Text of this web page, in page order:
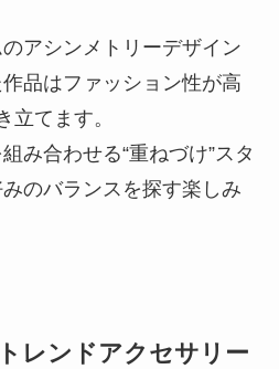
アシンメトリーデザイン
品はファッション性が高
立てます。
み合わせる“重ねづけ”スタ
のバランスを探す楽しみ
レンドアクセサリー